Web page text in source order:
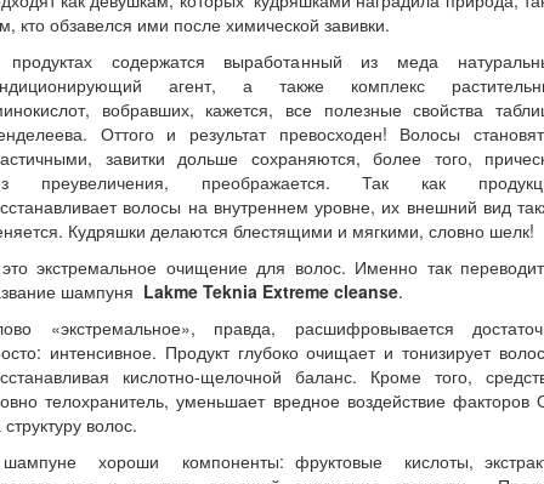
кто обзавелся ими после химической завивки.
содержатся выработанный из меда
агент, а также комплекс
вобравших, кажется, все полезные свойства
Оттого и результат превосходен! Волосы
завитки дольше сохраняются, более того,
преувеличения, преображается. Так как
волосы на внутреннем уровне, их внешний вид
Кудряшки делаются блестящими и мягкими, словно шелк!
экстремальное очищение для волос. Именно так
шампуня Lakme Teknia Extreme cleanse.
«экстремальное», правда, расшифровывается
интенсивное. Продукт глубоко очищает и тонизирует
кислотно-щелочной баланс. Кроме того,
телохранитель, уменьшает вредное воздействие факторов
волос.
хороши компоненты: фруктовые кислоты,